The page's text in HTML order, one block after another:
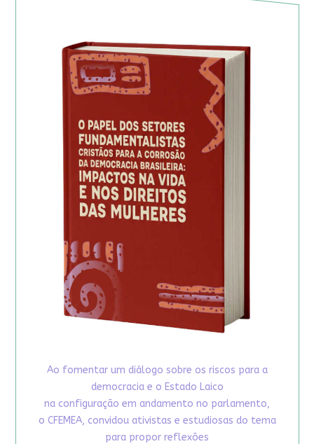
Ao fomentar um diálogo sobre os riscos para a
democracia e o Estado Laico
na configuração em andamento no parlamento,
o CFEMEA, convidou ativistas e estudiosas do tema
para propor reflexões